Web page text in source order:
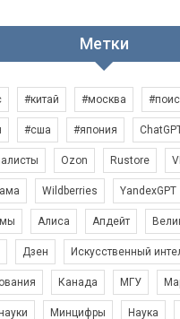
Метки
#китай #москва
#сша #япония
Ozon Rustore
Wildberries YandexGPT
Алиса Апдейт
Дзен Искусственный
Канада МГУ
Минцифры Наука